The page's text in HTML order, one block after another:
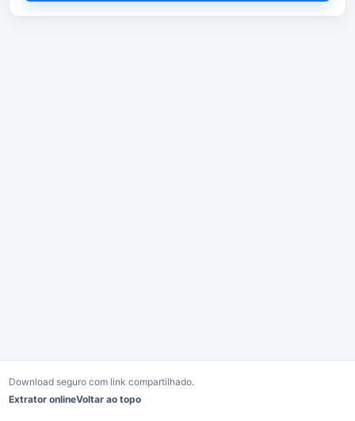
Download seguro com link compartilhado.
Extrator onlineVoltar ao topo